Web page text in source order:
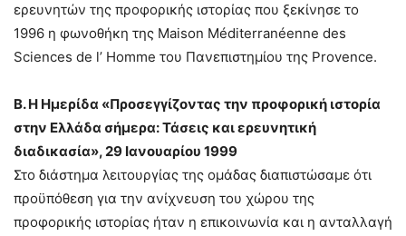
ερευνητών της προφορικής ιστορίας που ξεκίνησε το
1996 η φωνοθήκη της Maison Méditerranéenne des
Sciences de l’ Homme του Πανεπιστημίου της Provence.
Β. Η Hμερίδα «Προσεγγίζοντας την προφορική ιστορία
στην Ελλάδα σήμερα: Τάσεις και ερευνητική
διαδικασία», 29 Ιανουαρίου 1999
Στο διάστημα λειτουργίας της ομάδας διαπιστώσαμε ότι
προϋπόθεση για την ανίχνευση του χώρου της
προφορικής ιστορίας ήταν η επικοινωνία και η ανταλλαγή